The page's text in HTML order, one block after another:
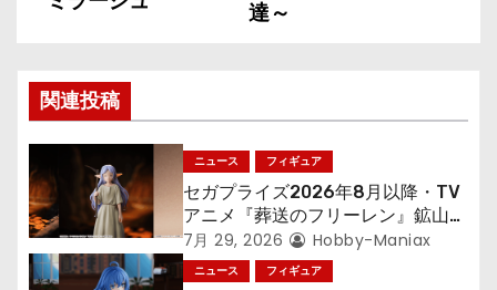
ゲ
ー
シ
ョ
ン
達～
関連投稿
ニュース フィギュア
セガプライズ2026年8月以降・TV
アニメ『葬送のフリーレン』鉱山で
300年働くことになっっちゃった
「フリーレン」を立体化！
7月 29, 2026 Hobby-Maniax
ニュース フィギュア